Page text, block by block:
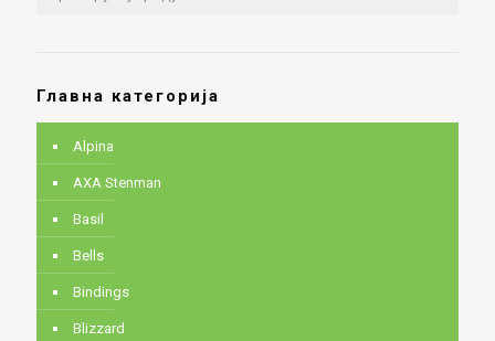
Главна категорија
Alpina
AXA Stenman
Basil
Bells
Bindings
Blizzard